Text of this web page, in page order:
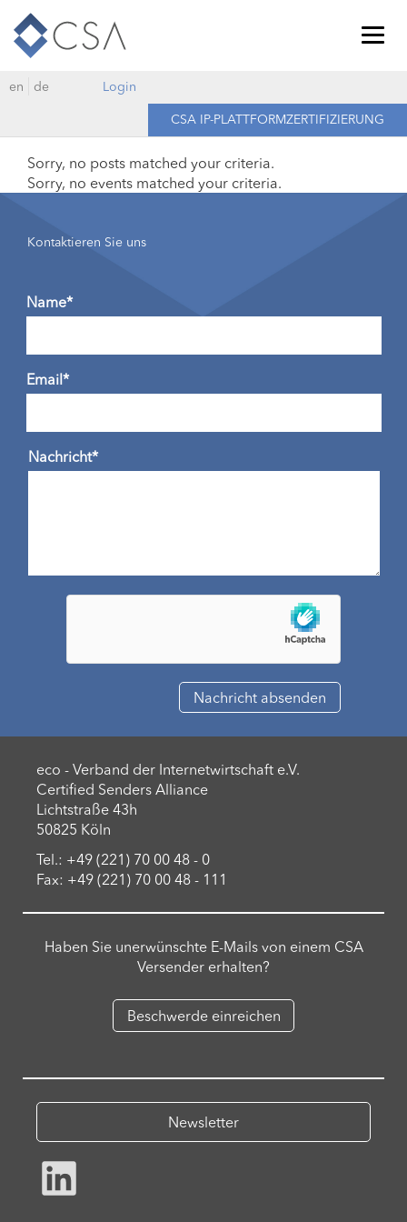
en de
Login
CSA IP-PLATTFORMZERTIFIZIERUNG
Sorry, no posts matched your criteria.
Sorry, no events matched your criteria.
Kontaktieren Sie uns
Name*
Email*
Nachricht*
eco - Verband der Internetwirtschaft e.V.
Certified Senders Alliance
Lichtstraße 43h
50825 Köln
Tel.: +49 (221) 70 00 48 - 0
Fax: +49 (221) 70 00 48 - 111
Haben Sie unerwünschte E-Mails von einem CSA
Versender erhalten?
Beschwerde einreichen
Newsletter